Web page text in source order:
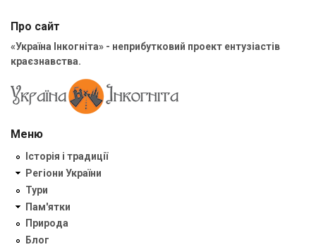
Про сайт
«Україна Інкогніта» - неприбутковий проект ентузіастів
краєзнавства.
Меню
Історія і традиції
Регіони України
Тури
Пам'ятки
Природа
Блог